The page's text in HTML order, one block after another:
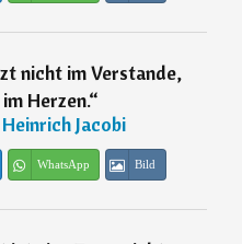
nicht im Verstande,
Herzen.“
Jacobi
WhatsApp Bild